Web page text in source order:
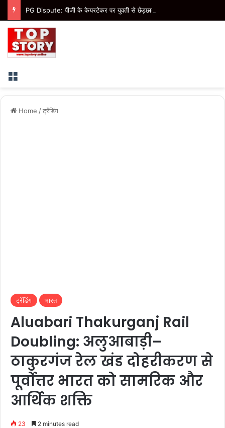
Menu
Home /ट्रेंडिंग
ट्रेंडिंग भारत
Aluabari Thakurganj Rail
Doubling: अलुआबाड़ी–
ठाकुरगंज रेल खंड दोहरीकरण से
पूर्वोत्तर भारत को सामरिक और
आर्थिक शक्ति
23 2 minutes read